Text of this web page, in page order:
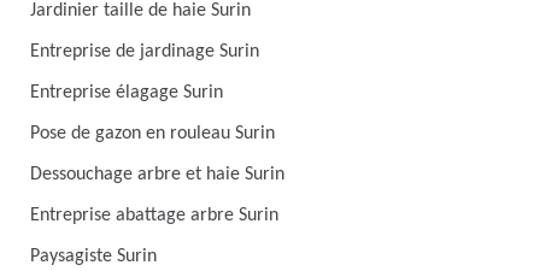
Jardinier taille de haie Surin
Entreprise de jardinage Surin
Entreprise élagage Surin
Pose de gazon en rouleau Surin
Dessouchage arbre et haie Surin
Entreprise abattage arbre Surin
Paysagiste Surin